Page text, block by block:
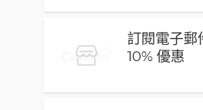
訂閱電子郵
10% 優惠